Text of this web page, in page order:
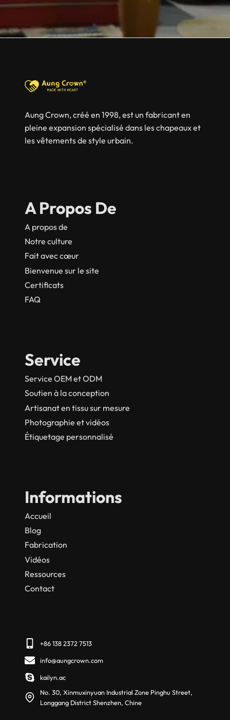
Aung Crown, créé en 1998, est un fabricant en
pleine expansion spécialisé dans les chapeaux et
les vêtements de style urbain.
A Propos De
A propos de
Notre culture
Fait avec cœur
Bienvenue sur le site
Certificats
FAQ
Service
Service OEM et ODM
Soutien à la conception
Artisanat en tissu sur mesure
Photographie et vidéos
Étiquetage personnalisé
Informations
Accueil
Blog
Fabrication
Vidéos
Ressources
Contact
+86 138 2372 7513
info@aungcrown.com
kailyn.ac
No. 30, Xinmuxinyuan Industrial Zone Pinghu Street,
Longgang District Shenzhen, Chine